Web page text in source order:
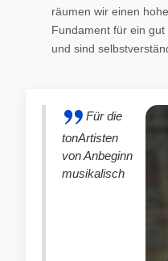
räumen wir einen
Fundament für ein
und sind
Für die
tonArtisten
von Anbeginn
musikalisch